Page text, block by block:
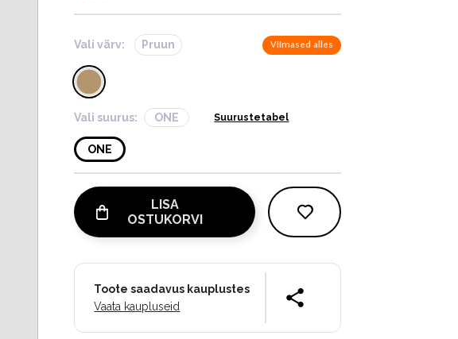
Vali värv: Pruun Viimased alles
Vali suurus: ONE Suurustetabel
ONE
LISA
OSTUKORVI
Toote saadavus kauplustes
Vaata kaupluseid